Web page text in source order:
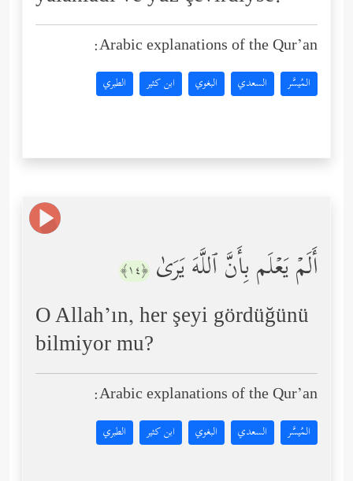
Arabic explanations of the Qur’an:
المُيسَّر السعدي البغوي ابن كثير الطبري
أَلَمۡ یَعۡلَم بِأَنَّ ٱللَّهَ یَرَىٰ ﴿١٤﴾
O Allah’ın, her şeyi gördüğünü
bilmiyor mu?
Arabic explanations of the Qur’an:
المُيسَّر السعدي البغوي ابن كثير الطبري